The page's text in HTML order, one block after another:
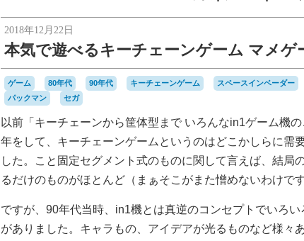
2018年12月22日
本気で遊べるキーチェーンゲーム マメゲ
ゲーム 80年代 90年代 キーチェーンゲーム スペースインベーダー
パックマン
セガ
以前「キーチェーンから筐体型まで いろんなin1ゲーム機
年をして、キーチェーンゲームというのはどこかしらに需
した。こと固定セグメント式のものに関して言えば、結局
るだけのものがほとんど（まぁそこがまた憎めないわけです
ですが、90年代当時、in1機とは真逆のコンセプトでいろ
がありました。キャラもの、アイデアが光るものなど様々